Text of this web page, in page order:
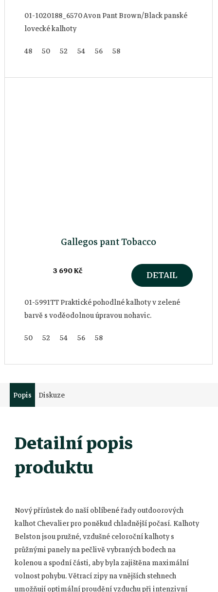
01-1020188_6570 Avon Pant Brown/Black panské
lovecké kalhoty
48
50 52 54 56 58
Gallegos pant Tobacco
3 690 Kč DETAIL
01-5991TT Praktické pohodlné kalhoty v zelené
barvě s voděodolnou úpravou nohavic.
50
52 54 56 58
Popis Diskuze
Detailní popis
produktu
Nový přírůstek do naší oblíbené řady outdoorových
kalhot Chevalier pro poněkud chladnější počasí. Kalhoty
Belston jsou pružné, vzdušné celoroční kalhoty s
průžnými panely na pečlivě vybraných bodech na
kolenou a spodní části, aby byla zajištěna maximální
volnost pohybu.Větrací zipy na vnějších stehnech
umožňují optimální proudění vzduchu při intenzivní